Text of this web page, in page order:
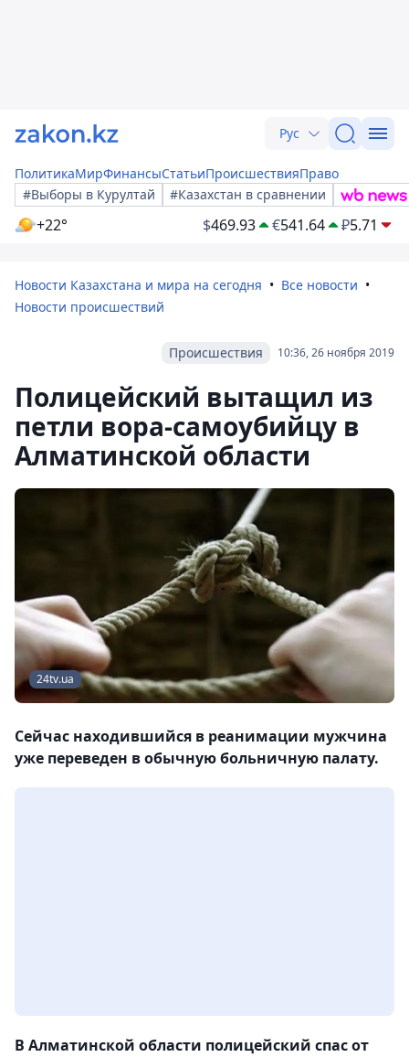
Рус
ПолитикаМирФинансыСтатьиПроисшествияПраво
#Выборы в Курултай
#Казахстан в сравнении
+22° $469.93 €541.64 ₽5.71
Новости Казахстана и мира на сегодня
Все новости
Новости происшествий
10:36, 26 ноября 2019
Происшествия
Полицейский вытащил из
петли вора-самоубийцу в
Алматинской области
24tv.ua
Сейчас находившийся в реанимации мужчина
уже переведен в обычную больничную палату.
В Алматинской области полицейский спас от